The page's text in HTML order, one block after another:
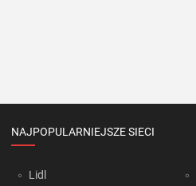
NAJPOPULARNIEJSZE SIECI
Lidl